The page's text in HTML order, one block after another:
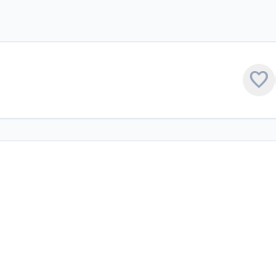
favorite